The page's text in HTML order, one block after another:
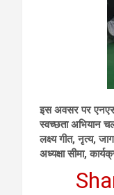
इस अवसर पर
स्वच्छता अभियान
लक्ष्य गीत, नृत्य,
अध्यक्षा सीमा,